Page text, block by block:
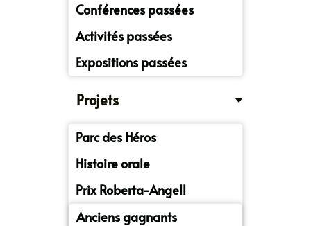
Conférences passées
Activités passées
Expositions passées
Projets
Parc des Héros
Histoire orale
Prix Roberta-Angell
Anciens gagnants